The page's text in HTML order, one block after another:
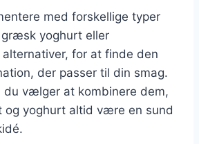
med forskellige typer
yoghurt eller
for at finde den
der passer til din smag.
du vælger at kombinere dem,
og yoghurt altid være en sund